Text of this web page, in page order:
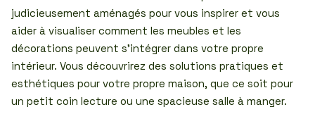
judicieusement aménagés pour vous inspirer et vous
aider à visualiser comment les meubles et les
décorations peuvent s’intégrer dans votre propre
intérieur. Vous découvrirez des solutions pratiques et
esthétiques pour votre propre maison, que ce soit pour
un petit coin lecture ou une spacieuse salle à manger.